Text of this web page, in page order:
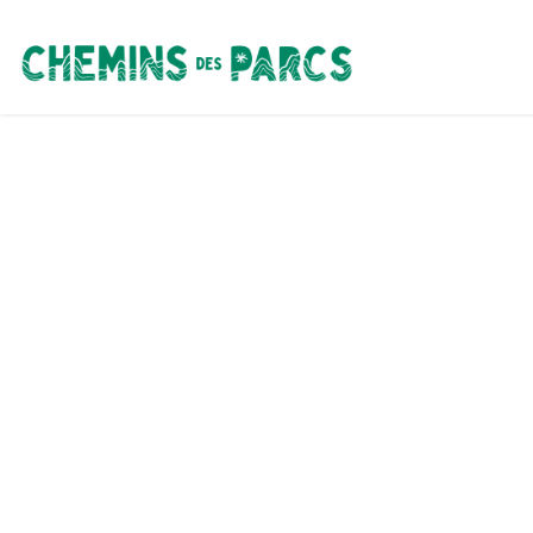
Chemins des Parcs